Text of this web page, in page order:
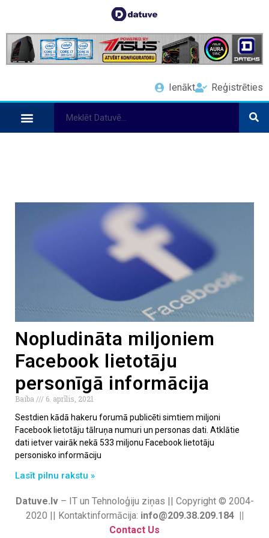
Ienākt Reģistrēties
Nopludināta miljoniem
Facebook lietotāju
personīgā informācija
Baiba
6. aprīlis, 2021
Sestdien kādā hakeru forumā publicēti simtiem miljoni
Facebook lietotāju tālruņa numuri un personas dati. Atklātie
dati ietver vairāk nekā 533 miljonu Facebook lietotāju
personisko informāciju
Lasīt pilnu rakstu »
Datuve.lv– IT un Tehnoloģiju ziņas || Copyright © 2004-
2020 || Kontaktinformācija: info@209.38.209.184 ||
Contact Us